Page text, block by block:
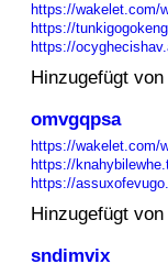
https://wakelet.com/
https://
https://
Hinzugefügt von
omvgqpsa
https://wakelet.com/
https://
https://
Hinzugefügt von
sndimvix